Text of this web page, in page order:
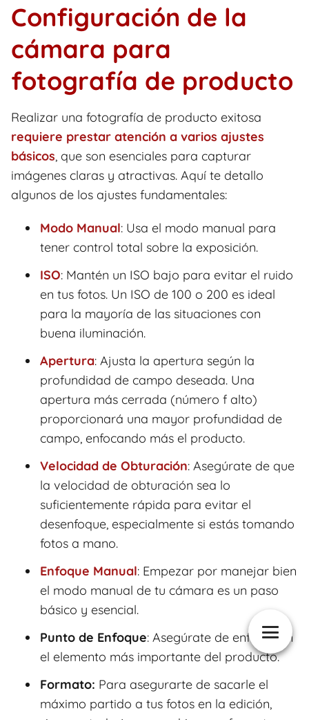
Configuración de la
cámara para
fotografía de producto
Realizar una fotografía de producto exitosa
requiere prestar atención a varios ajustes
básicos, que son esenciales para capturar
imágenes claras y atractivas. Aquí te detallo
algunos de los ajustes fundamentales:
Modo Manual: Usa el modo manual para
tener control total sobre la exposición.
ISO: Mantén un ISO bajo para evitar el ruido
en tus fotos. Un ISO de 100 o 200 es ideal
para la mayoría de las situaciones con
buena iluminación.
Apertura: Ajusta la apertura según la
profundidad de campo deseada. Una
apertura más cerrada (número f alto)
proporcionará una mayor profundidad de
campo, enfocando más el producto.
Velocidad de Obturación: Asegúrate de que
la velocidad de obturación sea lo
suficientemente rápida para evitar el
desenfoque, especialmente si estás tomando
fotos a mano.
Enfoque Manual: Empezar por manejar bien
el modo manual de tu cámara es un paso
básico y esencial.
Punto de Enfoque: Asegúrate de enfocar en
el elemento más importante del producto.
Formato: Para asegurarte de sacarle el
máximo partido a tus fotos en la edición,